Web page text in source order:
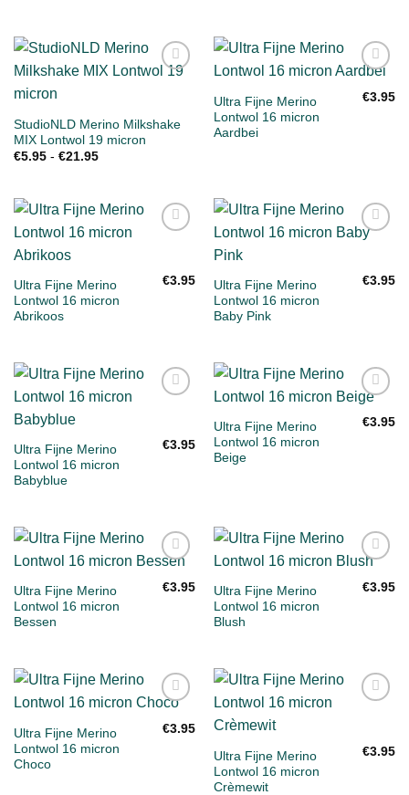
StudioNLD Merino Milkshake
MIX Lontwol 19 micron
€5.95 - €21.95Prijsklasse:
aan
Ultra Fijne Merino
Lontwol 16 micron
Aardbei
€3.95
Ultra Fijne Merino
Lontwol 16 micron
Abrikoos
€3.95
Toevoegen
Ultra Fijne Merino
Lontwol 16 micron
Baby Pink
€3.95
Ultra Fijne Merino
Lontwol 16 micron
Babyblue
€3.95
aan
Ultra Fijne Merino
Lontwol 16 micron
Beige
€3.95
aan
Ultra Fijne Merino
Lontwol 16 micron
Bessen
€3.95
aan
Ultra Fijne Merino
Lontwol 16 micron
Blush
€3.95
aan
Ultra Fijne Merino
Lontwol 16 micron
Choco
€3.95
Ultra Fijne Merino
Lontwol 16 micron
Crèmewit
€3.95